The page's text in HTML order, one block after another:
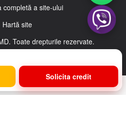
completă a site-ului
Hartă site
Toate drepturile rezervate.
Solicita credit